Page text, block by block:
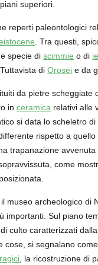
superiori.
reperti paleontologici
. Tra questi,
specie discimmie o di
diOrosei e da
da pietre scheggiate
inceramica relativi alle
si data lo scheletro di
rispetto a
trapanazione
come
museo archeologico di
importanti. Sul piano
culto caratterizzati
cose, si segnalano
, la ricostruzione di